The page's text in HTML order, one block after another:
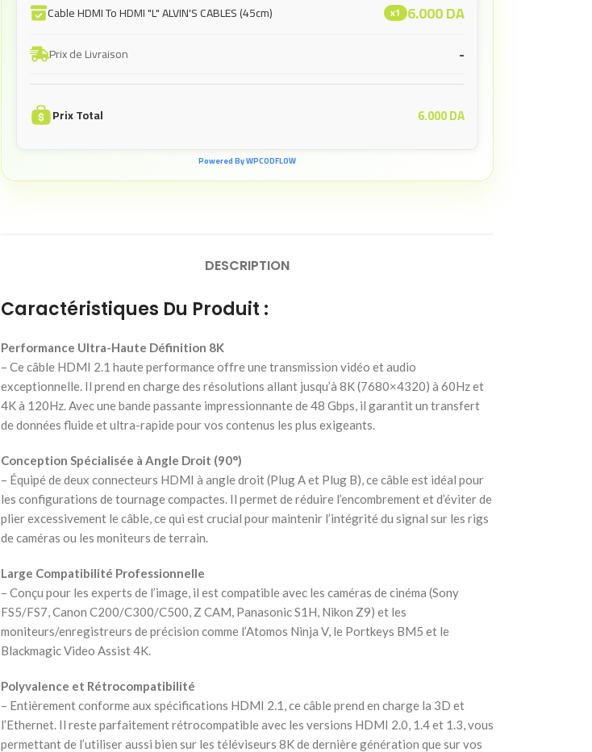
Cable HDMI To HDMI "L" ALVIN'S CABLES (45cm) x1 6.000DA
Prix de Livraison -
Prix Total 6.000DA
Powered By WPCODFLOW
DESCRIPTION
Caractéristiques Du Produit :
Performance Ultra-Haute Définition 8K
– Ce câble HDMI 2.1 haute performance offre une transmission vidéo et audio
exceptionnelle. Il prend en charge des résolutions allant jusqu’à 8K (7680×4320) à 60Hz et
4K à 120Hz. Avec une bande passante impressionnante de 48 Gbps, il garantit un transfert
de données fluide et ultra-rapide pour vos contenus les plus exigeants.
Conception Spécialisée à Angle Droit (90°)
– Équipé de deux connecteurs HDMI à angle droit (Plug A et Plug B), ce câble est idéal pour
les configurations de tournage compactes. Il permet de réduire l’encombrement et d’éviter de
plier excessivement le câble, ce qui est crucial pour maintenir l’intégrité du signal sur les rigs
de caméras ou les moniteurs de terrain.
Large Compatibilité Professionnelle
– Conçu pour les experts de l’image, il est compatible avec les caméras de cinéma (Sony
FS5/FS7, Canon C200/C300/C500, Z CAM, Panasonic S1H, Nikon Z9) et les
moniteurs/enregistreurs de précision comme l’Atomos Ninja V, le Portkeys BM5 et le
Blackmagic Video Assist 4K.
Polyvalence et Rétrocompatibilité
– Entièrement conforme aux spécifications HDMI 2.1, ce câble prend en charge la 3D et
l’Ethernet. Il reste parfaitement rétrocompatible avec les versions HDMI 2.0, 1.4 et 1.3, vous
permettant de l’utiliser aussi bien sur les téléviseurs 8K de dernière génération que sur vos